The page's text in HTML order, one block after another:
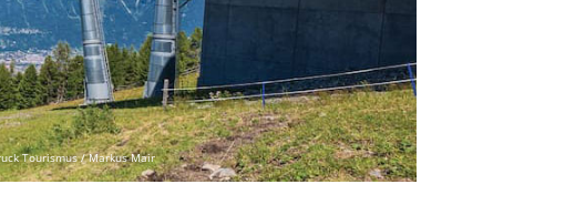
Tourismus / Markus Mair